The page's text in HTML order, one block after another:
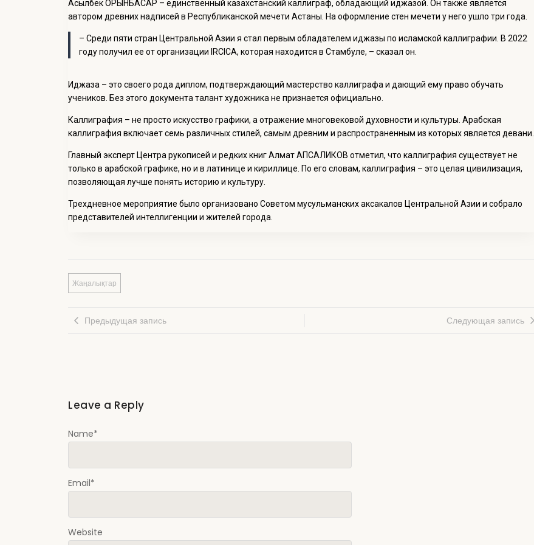
Асылбек ОРЫНБАСАР – единственный казахстанский каллиграф, обладающий иджазой. Он также является
автором древних надписей в Республиканской мечети Астаны. На оформление стен мечети у него ушло три года.
– Среди пяти стран Центральной Азии я стал первым обладателем иджазы по исламской каллиграфии. В 2022
году получил ее от организации IRCICA, которая находится в Стамбуле, – сказал он.
Иджаза – это своего рода диплом, подтверждающий мастерство каллиграфа и дающий ему право обучать
учеников. Без этого документа талант художника не признается официально.
Каллиграфия – не просто искусство графики, а отражение многовековой духовности и культуры. Арабская
каллиграфия включает семь различных стилей, самым древним и распространенным из которых является девани.
Главный эксперт Центра рукописей и редких книг Алмат АПСАЛИКОВ отметил, что каллиграфия существует не
только в арабской графике, но и в латинице и кириллице. По его словам, каллиграфия – это целая цивилизация,
позволяющая лучше понять историю и культуру.
Трехдневное мероприятие было организовано Советом мусульманских аксакалов Центральной Азии и собрало
представителей интеллигенции и жителей города.
Жаңалықтар
Предыдущая запись Следующая запись
Leave a Reply
Name*
Email*
Website